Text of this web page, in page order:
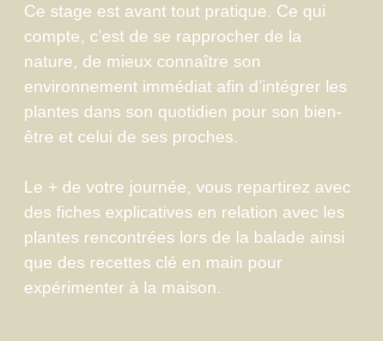
Ce stage est avant tout pratique. Ce qui
compte, c’est de se rapprocher de la
nature, de mieux connaître son
environnement immédiat afin d’intégrer les
plantes dans son quotidien pour son bien-
être et celui de ses proches.
Le + de votre journée, vous repartirez avec
des fiches explicatives en relation avec les
plantes rencontrées lors de la balade ainsi
que des recettes clé en main pour
expérimenter à la maison.